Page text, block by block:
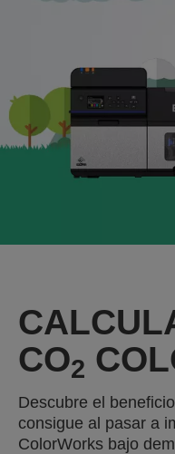
CO2
Descubre el
consigue al pasar a
ColorWorks bajo